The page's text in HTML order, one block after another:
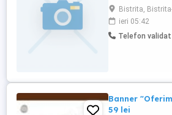
Bistrița. Detalii de
Bistrita,
ieri 05:42
Telefon validat
Banner
59 lei